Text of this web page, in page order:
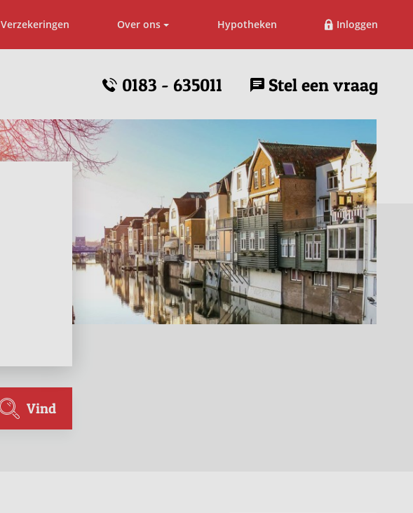
Verzekeringen Over ons Hypotheken Inloggen
0183 - 635011 Stel een vraag
Vind